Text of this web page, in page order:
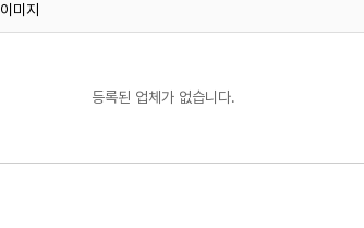
이미지
등록된 업체가 없습니다.